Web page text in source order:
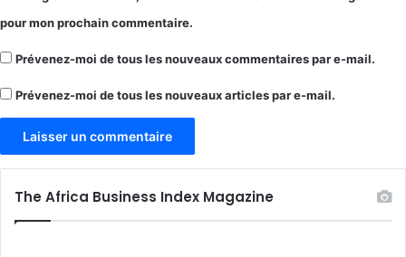
pour mon prochain commentaire.
Prévenez-moi de tous les nouveaux commentaires par e-mail.
Prévenez-moi de tous les nouveaux articles par e-mail.
The Africa Business Index Magazine